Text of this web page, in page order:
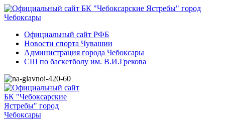
Официальный сайт РФБ
Новости спорта Чувашии
Администрация города Чебоксары
СШ по баскетболу им. В.И.Грекова